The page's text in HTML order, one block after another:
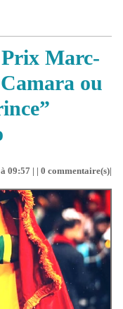
Prix Marc-
ou
09:57 | | 0 commentaire(s)|